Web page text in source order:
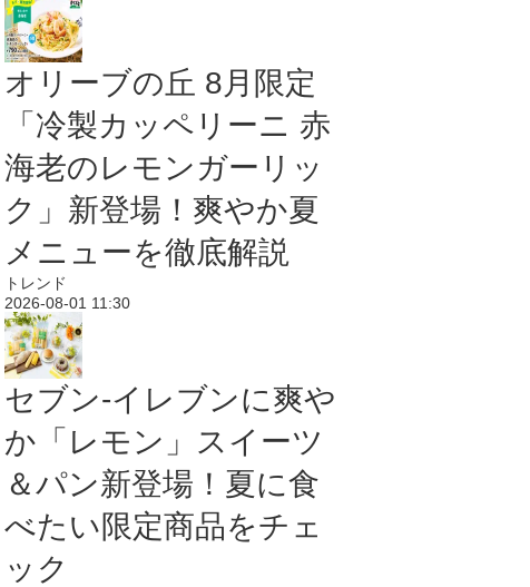
オリーブの丘 8月限定
「冷製カッペリーニ 赤
海老のレモンガーリッ
ク」新登場！爽やか夏
メニューを徹底解説
トレンド
2026-08-01 11:30
セブン‐イレブンに爽や
か「レモン」スイーツ
＆パン新登場！夏に食
べたい限定商品をチェ
ック